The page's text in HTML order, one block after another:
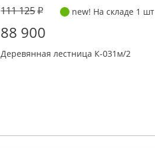
111 125 new! На складе 1 шт
88 900
Деревянная лестница К-031м/2